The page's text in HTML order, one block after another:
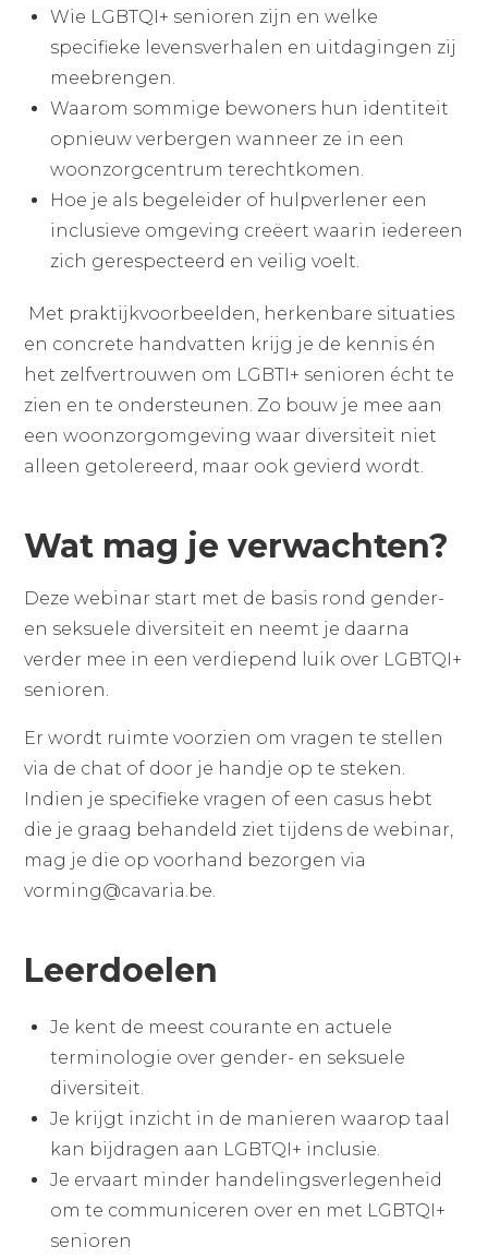
Wie LGBTQI+ senioren zijn en welke
specifieke levensverhalen en uitdagingen zij
meebrengen.
Waarom sommige bewoners hun identiteit
opnieuw verbergen wanneer ze in een
woonzorgcentrum terechtkomen.
Hoe je als begeleider of hulpverlener een
inclusieve omgeving creëert waarin iedereen
zich gerespecteerd en veilig voelt.
Met praktijkvoorbeelden, herkenbare situaties
en concrete handvatten krijg je de kennis én
het zelfvertrouwen om LGBTI+ senioren écht te
zien en te ondersteunen. Zo bouw je mee aan
een woonzorgomgeving waar diversiteit niet
alleen getolereerd, maar ook gevierd wordt.
Wat mag je verwachten?
Deze webinar start met de basis rond gender-
en seksuele diversiteit en neemt je daarna
verder mee in een verdiepend luik over LGBTQI+
senioren.
Er wordt ruimte voorzien om vragen te stellen
via de chat of door je handje op te steken.
Indien je specifieke vragen of een casus hebt
die je graag behandeld ziet tijdens de webinar,
mag je die op voorhand bezorgen via
vorming@cavaria.be
Leerdoelen
Je kent de meest courante en actuele
terminologie over gender- en seksuele
diversiteit.
Je krijgt inzicht in de manieren waarop taal
kan bijdragen aan LGBTQI+ inclusie.
Je ervaart minder handelingsverlegenheid
om te communiceren over en met LGBTQI+
senioren